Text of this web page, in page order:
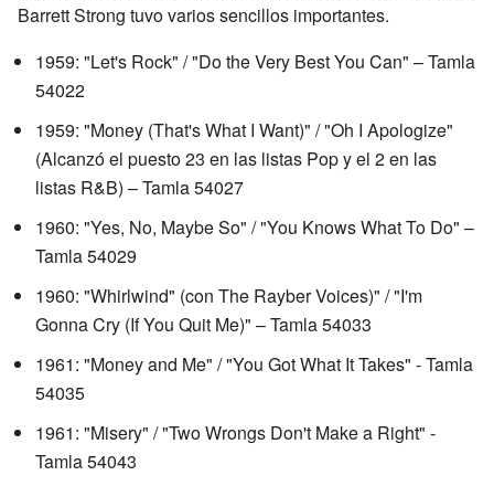
Barrett Strong tuvo varios sencillos importantes.
1959: "Let's Rock" / "Do the Very Best You Can" – Tamla
54022
1959: "Money (That's What I Want)" / "Oh I Apologize"
(Alcanzó el puesto 23 en las listas Pop y el 2 en las
listas R&B) – Tamla 54027
1960: "Yes, No, Maybe So" / "You Knows What To Do" –
Tamla 54029
1960: "Whirlwind" (con The Rayber Voices)" / "I'm
Gonna Cry (If You Quit Me)" – Tamla 54033
1961: "Money and Me" / "You Got What It Takes" - Tamla
54035
1961: "Misery" / "Two Wrongs Don't Make a Right" -
Tamla 54043